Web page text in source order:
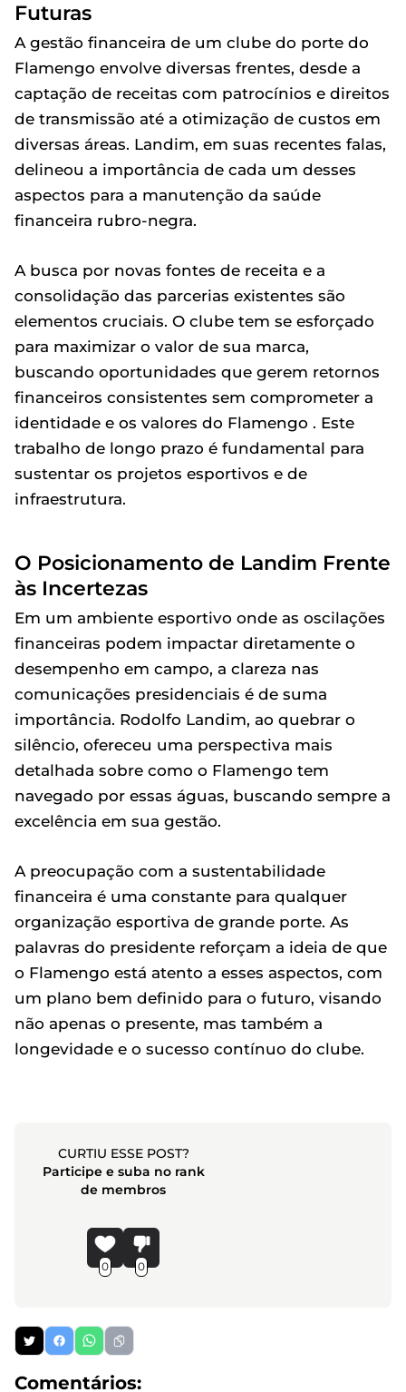
Futuras
A gestão financeira de um clube do porte do
Flamengo envolve diversas frentes, desde a
captação de receitas com patrocínios e direitos
de transmissão até a otimização de custos em
diversas áreas. Landim, em suas recentes falas,
delineou a importância de cada um desses
aspectos para a manutenção da saúde
financeira rubro-negra.
A busca por novas fontes de receita e a
consolidação das parcerias existentes são
elementos cruciais. O clube tem se esforçado
para maximizar o valor de sua marca,
buscando oportunidades que gerem retornos
financeiros consistentes sem comprometer a
identidade e os valores do Flamengo . Este
trabalho de longo prazo é fundamental para
sustentar os projetos esportivos e de
infraestrutura.
O Posicionamento de Landim Frente
às Incertezas
Em um ambiente esportivo onde as oscilações
financeiras podem impactar diretamente o
desempenho em campo, a clareza nas
comunicações presidenciais é de suma
importância. Rodolfo Landim, ao quebrar o
silêncio, ofereceu uma perspectiva mais
detalhada sobre como o Flamengo tem
navegado por essas águas, buscando sempre a
excelência em sua gestão.
A preocupação com a sustentabilidade
financeira é uma constante para qualquer
organização esportiva de grande porte. As
palavras do presidente reforçam a ideia de que
o Flamengo está atento a esses aspectos, com
um plano bem definido para o futuro, visando
não apenas o presente, mas também a
longevidade e o sucesso contínuo do clube.
CURTIU ESSE POST?
Participe e suba no rank
de membros
0 0
Comentários: